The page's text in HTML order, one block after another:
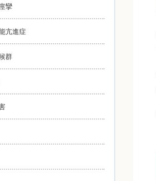
攣
亢進症
群